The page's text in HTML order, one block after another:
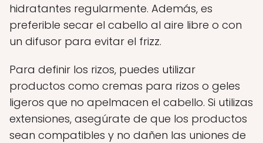
hidratantes regularmente. Además, es
preferible secar el cabello al aire libre o con
un difusor para evitar el frizz.
Para definir los rizos, puedes utilizar
productos como cremas para rizos o geles
ligeros que no apelmacen el cabello. Si utilizas
extensiones, asegúrate de que los productos
sean compatibles y no dañen las uniones de